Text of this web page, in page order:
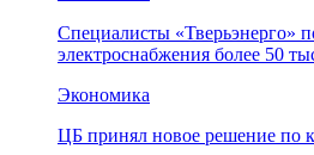
Специалисты «Тверьэнерго»
электроснабжения более 50
Экономика
ЦБ принял новое решение по